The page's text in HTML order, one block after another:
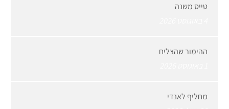
טייס משנה
ההימור שהצליח
מחליף לאנדי